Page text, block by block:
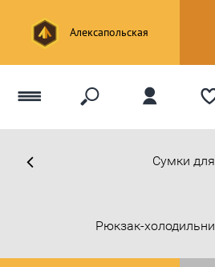
Алексапольская
Сумки
Рюкзак-